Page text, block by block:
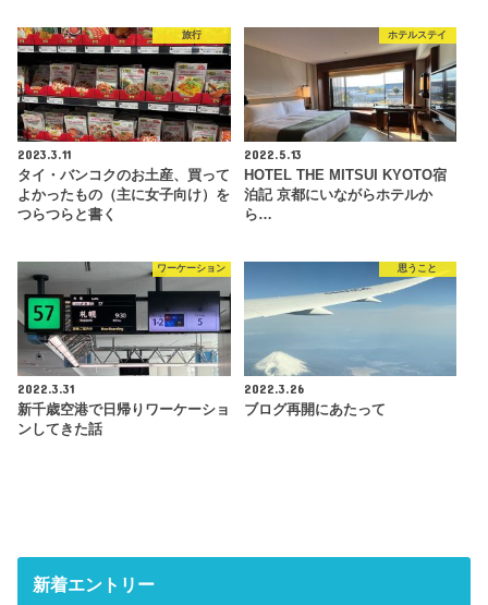
旅行
2023.3.11
タイ・バンコクのお土産、買って
よかったもの（主に女子向け）を
つらつらと書く
ホテルステイ
2022.5.13
HOTEL THE MITSUI KYOTO宿
泊記 京都にいながらホテルか
ら…
ワーケーション
2022.3.31
新千歳空港で日帰りワーケーショ
ンしてきた話
思うこと
2022.3.26
ブログ再開にあたって
新着エントリー